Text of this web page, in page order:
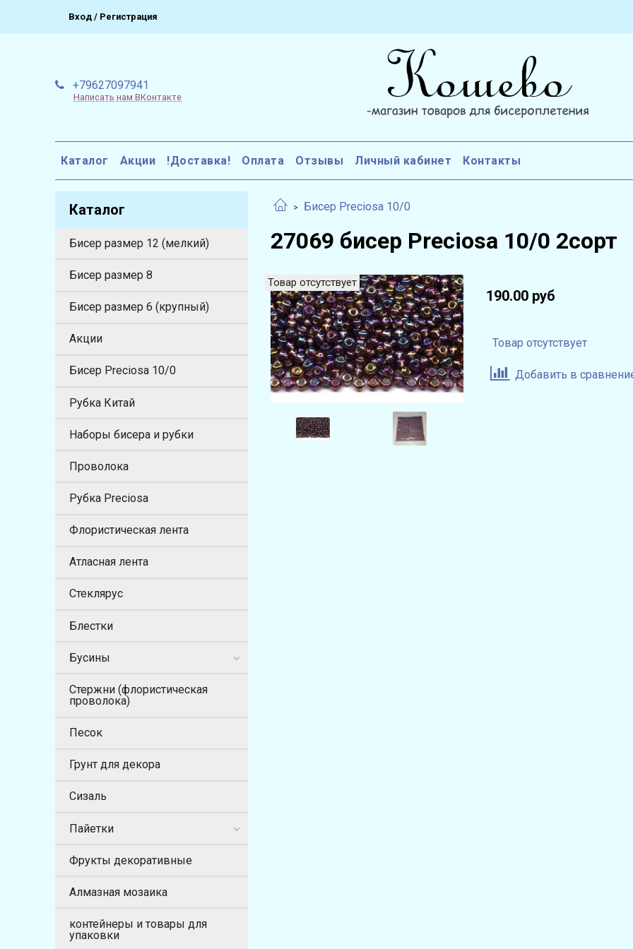
Вход / Регистрация
+79627097941
Написать нам ВКонтакте
Каталог Акции !Доставка! Оплата Отзывы Личный кабинет Контакты
Бисер Preciosa 10/0
27069 бисер Preciosa 10/0 2сорт
Товар отсутствует
190.00 руб
Товар отсутствует
Добавить в
Каталог
Бисер размер 12 (мелкий)
Бисер размер 8
Бисер размер 6 (крупный)
Акции
Бисер Preciosa 10/0
Рубка Китай
Наборы бисера и рубки
Проволока
Рубка Preciosa
Флористическая лента
Атласная лента
Стеклярус
Блестки
Бусины
Стержни (флористическая
проволока)
Песок
Грунт для декора
Сизаль
Пайетки
Фрукты декоративные
Алмазная мозаика
контейнеры и товары для
упаковки